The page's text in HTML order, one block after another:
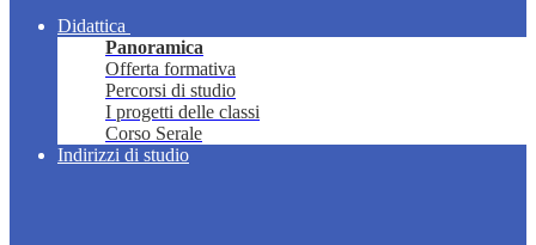
Didattica
Panoramica
Offerta formativa
Percorsi di studio
I progetti delle classi
Corso Serale
Indirizzi di studio